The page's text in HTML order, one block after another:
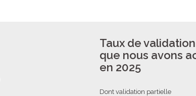
Taux de
que nous avons
en 2025
Dont validation partielle